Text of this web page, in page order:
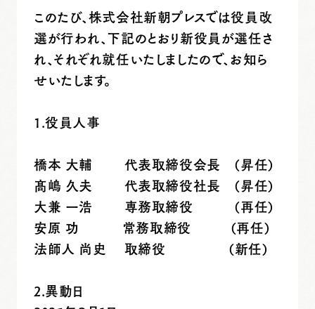
このたび、株式会社新朝プレスでは役員改
選が行われ、下記のとおり新役員が選任さ
れ、それぞれ就任いたしましたので、お知ら
せいたします。
1.役員人事
橋本 大輔 代表取締役会長 (昇任)
髙嶋 久夫 代表取締役社長 (昇任)
大兼 一浩 専務取締役 (再任)
安原 功 常務取締役 (再任)
法師人 尚史 取締役 (新任)
2.異動日